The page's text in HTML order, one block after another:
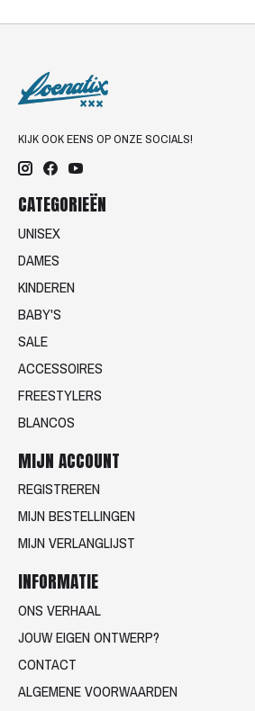
KIJK OOK EENS OP ONZE SOCIALS!
CATEGORIEËN
UNISEX
DAMES
KINDEREN
BABY'S
SALE
ACCESSOIRES
FREESTYLERS
BLANCOS
MIJN ACCOUNT
REGISTREREN
MIJN BESTELLINGEN
MIJN VERLANGLIJST
INFORMATIE
ONS VERHAAL
JOUW EIGEN ONTWERP?
CONTACT
ALGEMENE VOORWAARDEN